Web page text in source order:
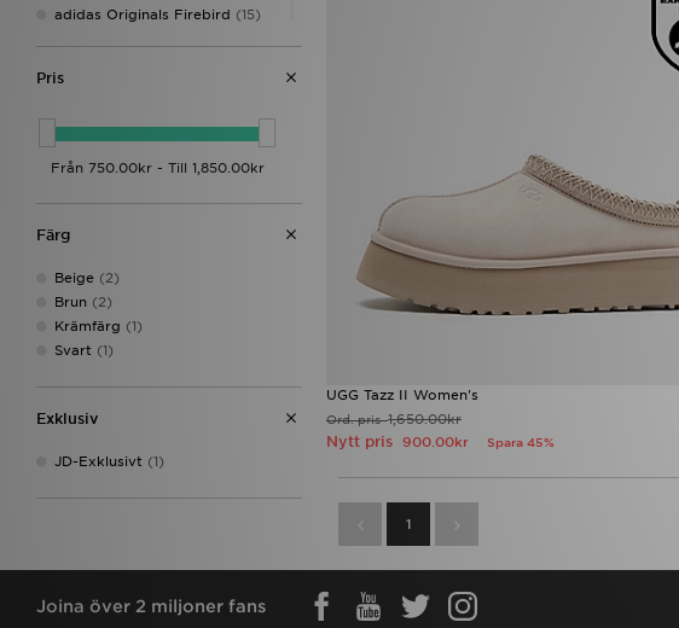
adidas Originals Firebird (15)
(15)
Adidas Crochet(11)
Converse All Star Hi
Puma Speedcat
(11)
adidas Originals Campus 00s
Jordan 1
Nike P-6000
Nike Vomero
Salomon XT-6
adidas Originals Injection Pack
New Balance 204L
Nike Air Max Moto 2K(9)
adidas Originals Samba OG(8)
adidas Womens (8)
Asics Gel Cumulus 16
Pris
Färg
Beige (2)
Brun (2)
Krämfärg (1)
Svart (1)
Exklusiv
JD-Exklusivt (1)
UGG Tazz II Women's
Ord. pris1,650.00kr
Nytt pris 900.00kr Spara 45%
1
Joina över 2 miljoner fans